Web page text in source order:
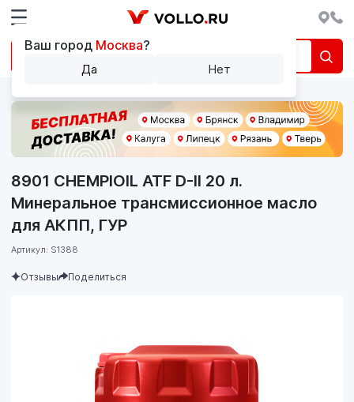
8901 CHEMPIOIL ATF D-II 20 л.
Минеральное трансмиссионное масло
для АКПП, ГУР
Артикул: S1388
Отзывы Поделиться
Ваш город Москва?
Да Нет